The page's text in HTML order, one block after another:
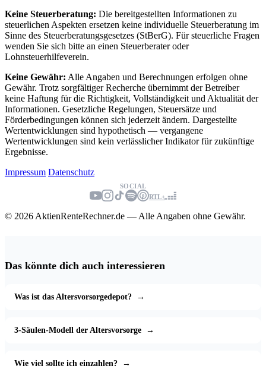
Keine Steuerberatung: Die bereitgestellten Informationen zu
steuerlichen Aspekten ersetzen keine individuelle Steuerberatung im
Sinne des Steuerberatungsgesetzes (StBerG). Für steuerliche Fragen
wenden Sie sich bitte an einen Steuerberater oder
Lohnsteuerhilfeverein.
Keine Gewähr: Alle Angaben und Berechnungen erfolgen ohne
Gewähr. Trotz sorgfältiger Recherche übernimmt der Betreiber
keine Haftung für die Richtigkeit, Vollständigkeit und Aktualität der
Informationen. Gesetzliche Regelungen, Steuersätze und
Förderbedingungen können sich jederzeit ändern. Dargestellte
Wertentwicklungen sind hypothetisch — vergangene
Wertentwicklungen sind kein verlässlicher Indikator für zukünftige
Ergebnisse.
Impressum Datenschutz
SOCIAL
RTL+
© 2026 AktienRenteRechner.de — Alle Angaben ohne Gewähr.
Das könnte dich auch interessieren
Was ist das Altersvorsorgedepot? →
3-Säulen-Modell der Altersvorsorge →
Wie viel sollte ich einzahlen? →